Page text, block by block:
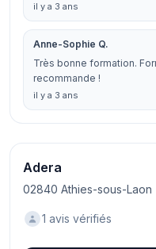
il y a 3 ans
Anne-Sophie Q.
Très bonne formation.
recommande !
il y a 3 ans
Adera
02840 Athies-sous-Laon
1 avis vérifiés